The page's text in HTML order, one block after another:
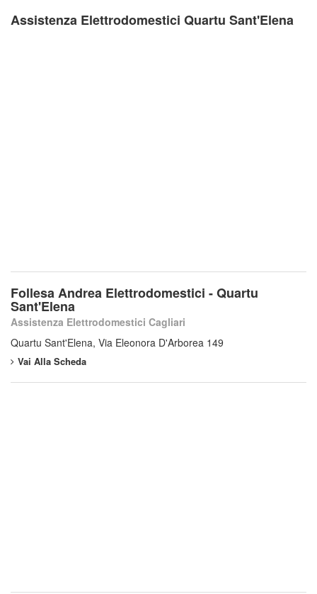
Assistenza Elettrodomestici Quartu Sant'Elena
Follesa Andrea Elettrodomestici - Quartu
Sant'Elena
Assistenza Elettrodomestici Cagliari
Quartu Sant'Elena, Via Eleonora D'Arborea 149
Vai Alla Scheda